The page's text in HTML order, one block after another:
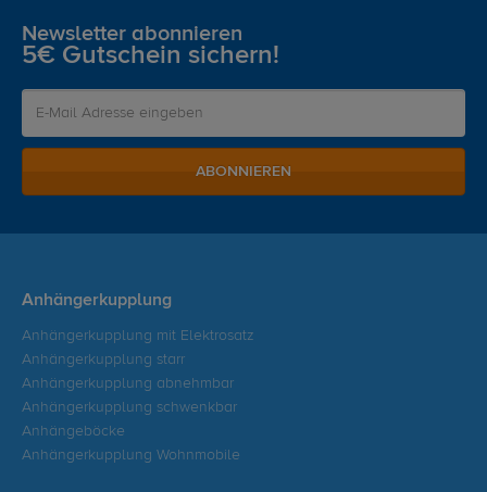
Newsletter abonnieren
5€ Gutschein sichern!
ABONNIEREN
Anhängerkupplung
Anhängerkupplung mit Elektrosatz
Anhängerkupplung starr
Anhängerkupplung abnehmbar
Anhängerkupplung schwenkbar
Anhängeböcke
Anhängerkupplung Wohnmobile